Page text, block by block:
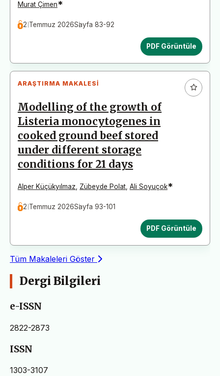
Murat Çimen*
2 Temmuz 2026Sayfa 83-92
PDF Görüntüle
ARAŞTIRMA MAKALESI
Modelling of the growth of
Listeria monocytogenes in
cooked ground beef stored
under different storage
conditions for 21 days
Alper Küçükyılmaz Zübeyde Polat Ali Soyuçok*
2 Temmuz 2026Sayfa 93-101
PDF Görüntüle
Tüm Makaleleri Göster
Dergi Bilgileri
e-ISSN
2822-2873
ISSN
1303-3107